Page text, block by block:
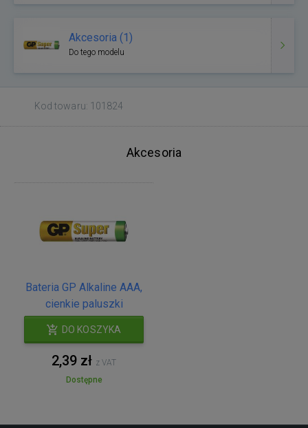
Akcesoria (1)
Do tego modelu
Kod towaru: 101824
Akcesoria
Bateria GP Alkaline AAA,
cienkie paluszki
DO KOSZYKA
2,39 zł z VAT
Dostępne